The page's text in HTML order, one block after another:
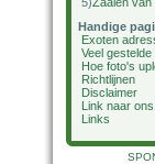
Handige
Exoten
Veel
Hoe foto's
Richtlijnen
Disclaimer
Link naar ons
Links